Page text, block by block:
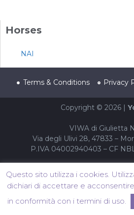
Horses
NAI
Terms & Conditions Privacy
Copyright © 2026 |
VIWA di Giulietta
Via degli Ulivi 28, 47833 –
P.IVA 04002940403 – CF
Questo sito utilizza i cookies.
dichiari di accettare e
in conformità con i termini di uso.